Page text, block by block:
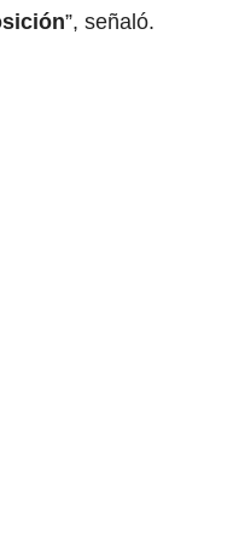
”, señaló.